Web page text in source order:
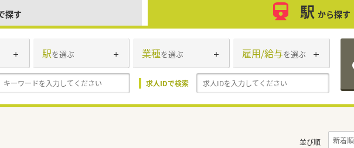
探す 駅 から探す
駅を選ぶ 業種を選ぶ 雇用/給与を選ぶ
求人IDで検索
並び順